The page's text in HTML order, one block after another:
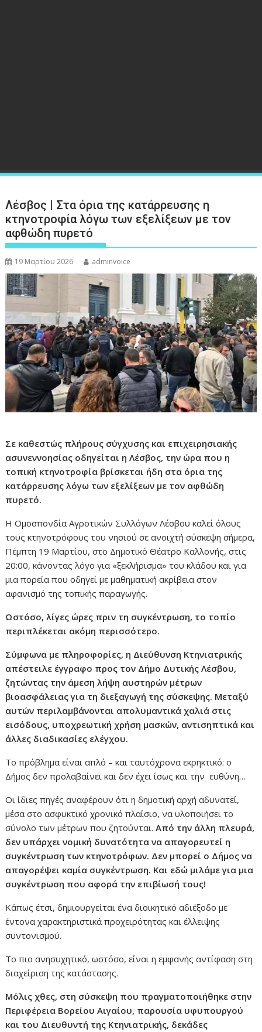
Λέσβος | Στα όρια της κατάρρευσης η
κτηνοτροφία λόγω των εξελίξεων με τον
αφθώδη πυρετό
19 Μαρτίου 2026 adminvoice
Σε καθεστώς πλήρους σύγχυσης και επιχειρησιακής
ασυνεννοησίας οδηγείται η Λέσβος, την ώρα που η
τοπική κτηνοτροφία βρίσκεται ήδη στα όρια της
κατάρρευσης λόγω των εξελίξεων με τον αφθώδη
πυρετό.
Η Ομοσπονδία Αγροτικών Συλλόγων Λέσβου καλεί όλους
τους κτηνοτρόφους του νησιού σε ανοιχτή σύσκεψη σήμερα,
Πέμπτη 19 Μαρτίου, στο Δημοτικό Θέατρο Καλλονής, στις
20:00, κάνοντας λόγο για «ξεκλήρισμα» του κλάδου και για
μια πορεία που οδηγεί με μαθηματική ακρίβεια στον
αφανισμό της τοπικής παραγωγής.
Ωστόσο, λίγες ώρες πριν τη συγκέντρωση, το τοπίο
περιπλέκεται ακόμη περισσότερο.
Σύμφωνα με πληροφορίες, η Διεύθυνση Κτηνιατρικής
απέστειλε έγγραφο προς τον Δήμο Δυτικής Λέσβου,
ζητώντας την άμεση λήψη αυστηρών μέτρων
βιοασφάλειας για τη διεξαγωγή της σύσκεψης. Μεταξύ
αυτών περιλαμβάνονται απολυμαντικά χαλιά στις
εισόδους, υποχρεωτική χρήση μασκών, αντισηπτικά και
άλλες διαδικασίες ελέγχου.
Το πρόβλημα είναι απλό – και ταυτόχρονα εκρηκτικό: ο
Δήμος δεν προλαβαίνει και δεν έχει ίσως και την ευθύνη…
Οι ίδιες πηγές αναφέρουν ότι η δημοτική αρχή αδυνατεί,
μέσα στο ασφυκτικό χρονικό πλαίσιο, να υλοποιήσει το
σύνολο των μέτρων που ζητούνται.Από την άλλη πλευρά,
δεν υπάρχει νομική δυνατότητα να απαγορευτεί η
συγκέντρωση των κτηνοτρόφων. Δεν μπορεί ο Δήμος να
απαγορέψει καμία συγκέντρωση. Και εδώ μιλάμε για μια
συγκέντρωση που αφορά την επιβίωσή τους!
Κάπως έτσι, δημιουργείται ένα διοικητικό αδιέξοδο με
έντονα χαρακτηριστικά προχειρότητας και έλλειψης
συντονισμού.
Το πιο ανησυχητικό, ωστόσο, είναι η εμφανής αντίφαση στη
διαχείριση της κατάστασης.
Μόλις χθες, στη σύσκεψη που πραγματοποιήθηκε στην
Περιφέρεια Βορείου Αιγαίου, παρουσία υφυπουργού
και του Διευθυντή της Κτηνιατρικής, δεκάδες